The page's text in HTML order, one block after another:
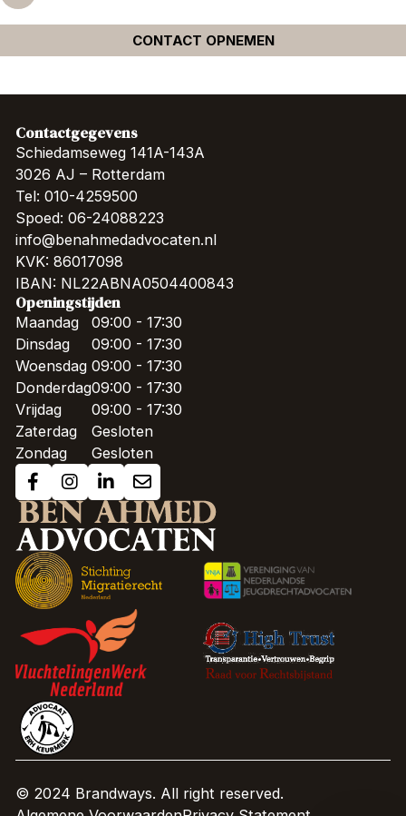
CONTACT OPNEMEN
Contactgegevens
Schiedamseweg 141A-143A
3026 AJ – Rotterdam
Tel: 010-4259500
Spoed: 06-24088223
info@benahmedadvocaten.nl
KVK: 86017098
IBAN: NL22ABNA0504400843
Openingstijden
Maandag
Dinsdag
Woensdag
Donderdag
Vrijdag
Zaterdag
Zondag
09:00 - 17:30
09:00 - 17:30
09:00 - 17:30
09:00 - 17:30
09:00 - 17:30
Gesloten
Gesloten
© 2024 Brandways. All right reserved.